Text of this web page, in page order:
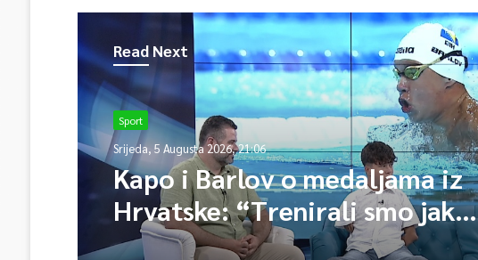
Read Next
Sport
Srijeda, 5 Augusta 2026, 21:06
Kapo i Barlov o medaljama iz
Hrvatske: “Trenirali smo jako.
Vjerovali smo”